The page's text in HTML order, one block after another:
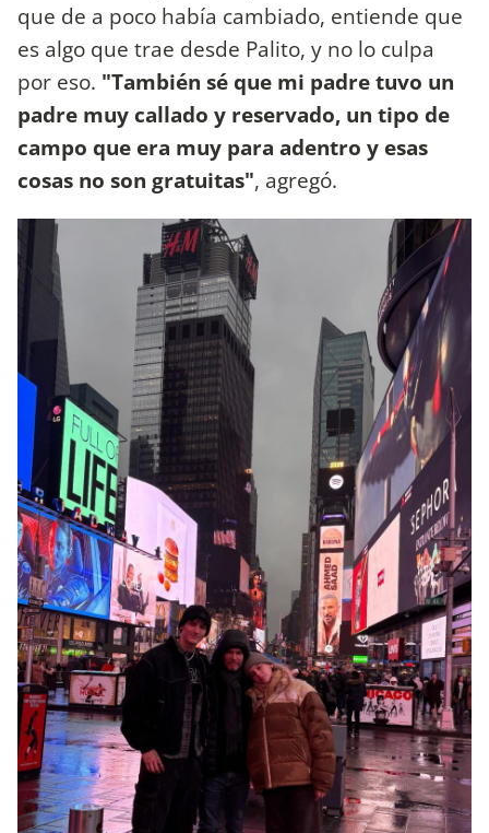
que de a poco había cambiado, entiende que
es algo que trae desde Palito, y no lo culpa
por eso. "También sé que mi padre tuvo un
padre muy callado y reservado, un tipo de
campo que era muy para adentro y esas
cosas no son gratuitas", agregó.